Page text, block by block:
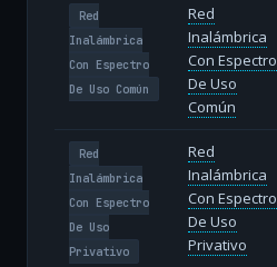
Red
Inalámbrica
Con Espectro
De Uso Común
Red
Inalámbrica
Con Espectro
De Uso
Común
Red
Inalámbrica
Con Espectro
De Uso
Privativo
Red
Inalámbrica
Con Espectro
De Uso
Privativo